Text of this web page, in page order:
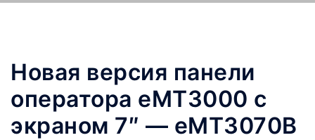
Новая версия панели
оператора eMT3000 с
экраном 7″ — eMT3070B